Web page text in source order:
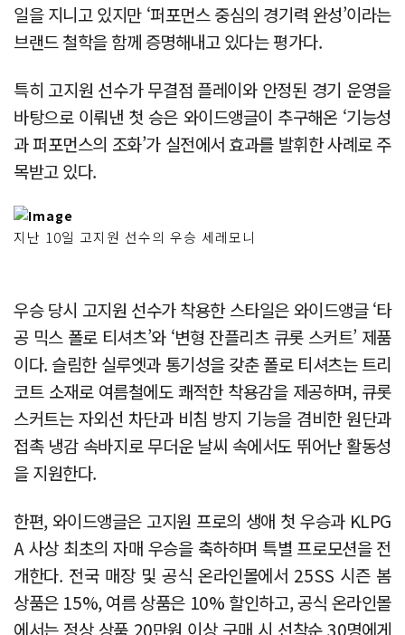
일을 지니고 있지만 ‘퍼포먼스 중심의 경기력 완성’이라는
브랜드 철학을 함께 증명해내고 있다는 평가다.
특히 고지원 선수가 무결점 플레이와 안정된 경기 운영을
바탕으로 이뤄낸 첫 승은 와이드앵글이 추구해온 ‘기능성
과 퍼포먼스의 조화’가 실전에서 효과를 발휘한 사례로 주
목받고 있다.
지난 10일 고지원 선수의 우승 세레모니
우승 당시 고지원 선수가 착용한 스타일은 와이드앵글 ‘타
공 믹스 폴로 티셔츠’와 ‘변형 잔플리츠 큐롯 스커트’ 제품
이다. 슬림한 실루엣과 통기성을 갖춘 폴로 티셔츠는 트리
코트 소재로 여름철에도 쾌적한 착용감을 제공하며, 큐롯
스커트는 자외선 차단과 비침 방지 기능을 겸비한 원단과
접촉 냉감 속바지로 무더운 날씨 속에서도 뛰어난 활동성
을 지원한다.
한편, 와이드앵글은 고지원 프로의 생애 첫 우승과 KLPG
A 사상 최초의 자매 우승을 축하하며 특별 프로모션을 전
개한다. 전국 매장 및 공식 온라인몰에서 25SS 시즌 봄
상품은 15%, 여름 상품은 10% 할인하고, 공식 온라인몰
에서는 정상 상품 20만원 이상 구매 시 선착순 30명에게